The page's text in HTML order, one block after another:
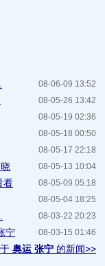
08-06-09 13:52
08-05-26 13:42
08-05-19 02:36
08-05-18 00:50
08-05-17 22:18
08-05-13 10:04
08-05-09 05:18
看
08-05-04 18:25
08-03-22 20:23
08-03-15 01:46
宁
奥运 张宁 的新闻>>